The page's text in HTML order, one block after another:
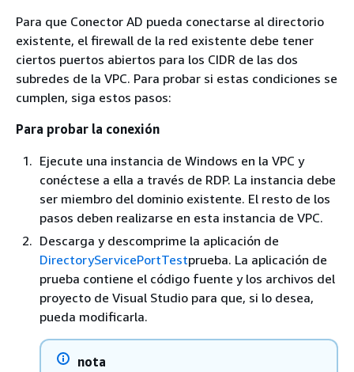
Para que Conector AD pueda conectarse al directorio
existente, el firewall de la red existente debe tener
ciertos puertos abiertos para los CIDR de las dos
subredes de la VPC. Para probar si estas condiciones se
cumplen, siga estos pasos:
Para probar la conexión
Ejecute una instancia de Windows en la VPC y
conéctese a ella a través de RDP. La instancia debe
ser miembro del dominio existente. El resto de los
pasos deben realizarse en esta instancia de VPC.
Descarga y descomprime la aplicación de
DirectoryServicePortTestprueba. La aplicación de
prueba contiene el código fuente y los archivos del
proyecto de Visual Studio para que, si lo desea,
pueda modificarla.
nota